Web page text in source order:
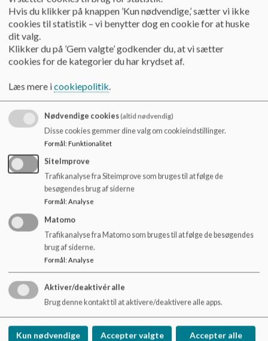
Referat august 2022
Referat september 2022
Referat november 2022
Referat december 2022
Referat januar 2023
Referat februar 2023
Referat marts 2023
Referat april 2023
Hvis du klikker på knappen ’Kun nødvendige,’ sætter vi ikke
cookies til statistik – vi benytter dog en cookie for at huske
dit valg.
Klikker du på ’Gem valgte’ godkender du, at vi sætter
cookies for de kategorier du har krydset af.
Læs mere icookiepolitik.
Nødvendige cookies(altid nødvendig)
Disse cookies gemmer dine valg om cookieindstillinger.
Formål: Funktionalitet
SiteImprove
Trafikanalyse fra Siteimprove som bruges til at følge de
besøgendes brug af siderne
Formål : Analyse
Matomo
Trafikanalyse fra Matomo som bruges til at følge de besøgendes
brug af siderne.
Formål: Analyse
Aktiver/deaktivér alle
Brug denne kontakt til at aktivere/deaktivere alle apps.
Kun nødvendige Accepter valgte Accepter alle